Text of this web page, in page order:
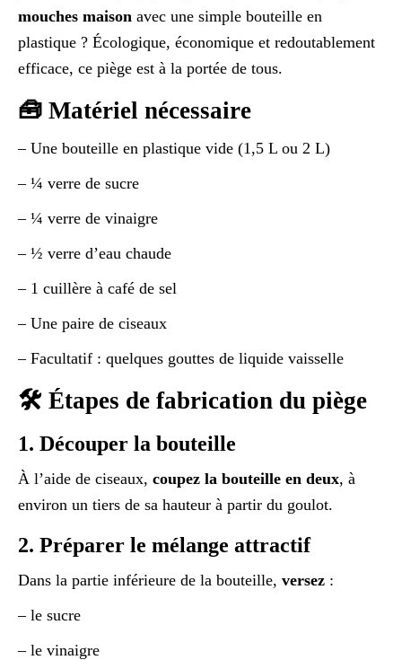
mouches maison avec une simple bouteille en
plastique ? Écologique, économique et redoutablement
efficace, ce piège est à la portée de tous.
🧰 Matériel nécessaire
– Une bouteille en plastique vide (1,5 L ou 2 L)
– ¼ verre de sucre
– ¼ verre de vinaigre
– ½ verre d’eau chaude
– 1 cuillère à café de sel
– Une paire de ciseaux
– Facultatif : quelques gouttes de liquide vaisselle
🛠️ Étapes de fabrication du piège
1. Découper la bouteille
À l’aide de ciseaux, coupez la bouteille en deux, à
environ un tiers de sa hauteur à partir du goulot.
2. Préparer le mélange attractif
Dans la partie inférieure de la bouteille, versez :
– le sucre
– le vinaigre